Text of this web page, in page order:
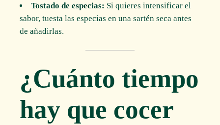
Tostado de especias: Si quieres intensificar el
sabor, tuesta las especias en una sartén seca antes
de añadirlas.
¿Cuánto tiempo
hay que cocer